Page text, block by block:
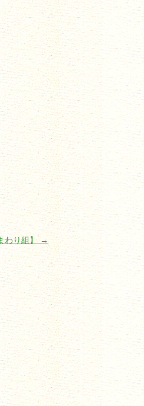
わり組】→